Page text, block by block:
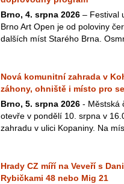
Brno, 4. srpna 2026 – Festival
Brno Art Open je od poloviny
dalších míst Starého Brna.
Nová komunitní zahrada v
záhony, ohniště i místo pro
Brno, 5. srpna 2026 - Městská
otevře v pondělí 10. srpna v
zahradu v ulici Kopaniny. Na
Hrady CZ míří na Veveří s
Rybičkami 48 nebo Mig 21